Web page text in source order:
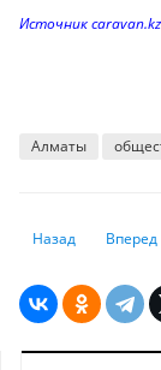
Источник caravan.kz
Алматы
Предыдущий:
Назад Вперед